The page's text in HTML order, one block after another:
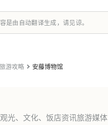
是由自动翻译生成，请见谅。
游攻略 安藤博物馆
光、文化、饭店资讯旅游媒体